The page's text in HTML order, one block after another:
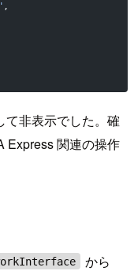
,
非表示でした。確
Express 関連の操作
から